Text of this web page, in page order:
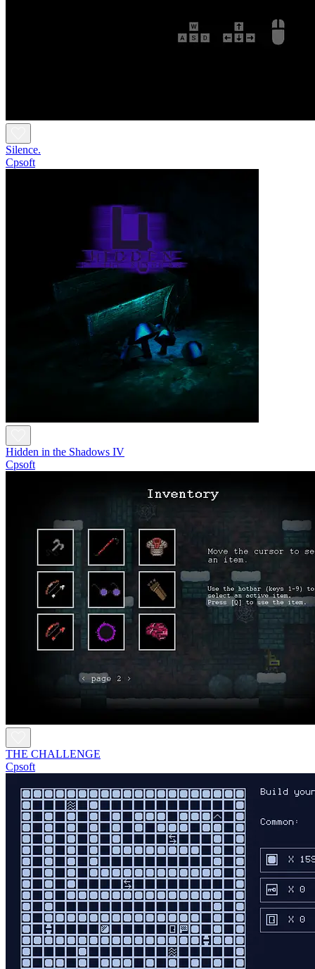
Silence.
Cpsoft
Hidden in the Shadows IV
Cpsoft
THE CHALLENGE
Cpsoft